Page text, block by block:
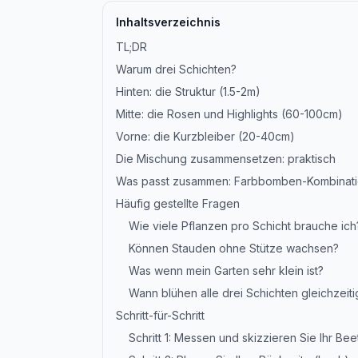
Inhaltsverzeichnis
TL;DR
Warum drei Schichten?
Hinten: die Struktur (1.5-2m)
Mitte: die Rosen und Highlights (60-100cm)
Vorne: die Kurzbleiber (20-40cm)
Die Mischung zusammensetzen: praktisch
Was passt zusammen: Farbbomben-
Häufig gestellte Fragen
Wie viele Pflanzen pro Schicht brauche
Können Stauden ohne Stütze wachsen?
Was wenn mein Garten sehr klein ist?
Wann blühen alle drei Schichten
Schritt-für-Schritt
Schritt 1: Messen und skizzieren Sie Ihr